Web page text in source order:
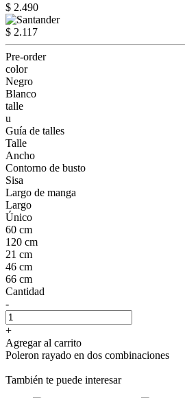
$ 2.490
$ 2.117
Pre-order
color
Negro
Blanco
talle
u
Guía de talles
Talle
Ancho
Contorno de busto
Sisa
Largo de manga
Largo
Único
60 cm
120 cm
21 cm
46 cm
66 cm
Cantidad
-
+
Agregar al carrito
Poleron rayado en dos combinaciones
También te puede interesar